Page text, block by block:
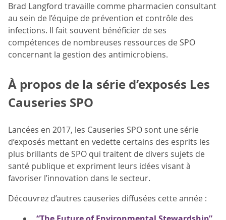
Brad Langford travaille comme pharmacien consultant
au sein de l’équipe de prévention et contrôle des
infections. Il fait souvent bénéficier de ses
compétences de nombreuses ressources de SPO
concernant la gestion des antimicrobiens.
À propos de la série d’exposés Les
Causeries SPO
Lancées en 2017, les Causeries SPO sont une série
d’exposés mettant en vedette certains des esprits les
plus brillants de SPO qui traitent de divers sujets de
santé publique et expriment leurs idées visant à
favoriser l’innovation dans le secteur.
Découvrez d’autres causeries diffusées cette année :